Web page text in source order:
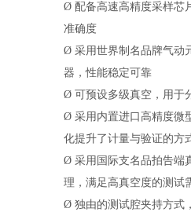
Ø 配备高速高精度采样芯
准确度
Ø 采用世界制名品牌气动
器，性能稳定可靠
Ø 可预设多级真空，用于
Ø 采用内置进口高精度微
化提升了计量与验证的方
Ø 采用国际支名品拍告端
理，满足高真空度的测试
Ø 独由的测试腔夹持方式